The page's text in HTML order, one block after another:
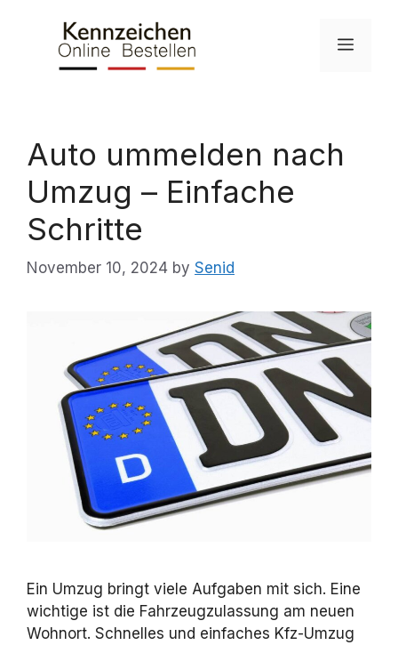
Menu
Auto ummelden nach
Umzug – Einfache
Schritte
November 10, 2024 by Senid
Ein Umzug bringt viele Aufgaben mit sich. Eine
wichtige ist die Fahrzeugzulassung am neuen
Wohnort. Schnelles und einfaches Kfz-Umzug